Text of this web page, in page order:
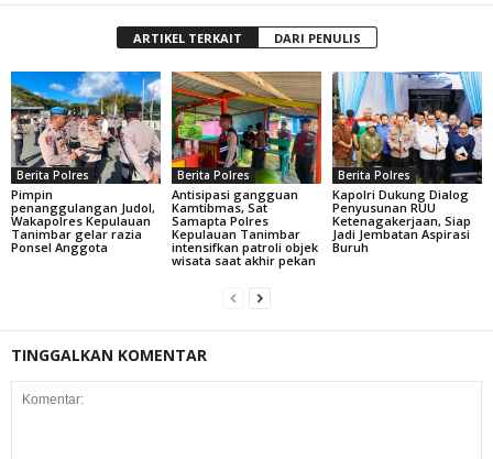
ARTIKEL TERKAIT DARI PENULIS
Berita Polres
Pimpin
penanggulangan Judol,
Wakapolres Kepulauan
Tanimbar gelar razia
Ponsel Anggota
Berita Polres
Antisipasi gangguan
Kamtibmas, Sat
Samapta Polres
Kepulauan Tanimbar
intensifkan patroli objek
wisata saat akhir pekan
Berita Polres
Kapolri Dukung Dialog
Penyusunan RUU
Ketenagakerjaan, Siap
Jadi Jembatan Aspirasi
Buruh
TINGGALKAN KOMENTAR